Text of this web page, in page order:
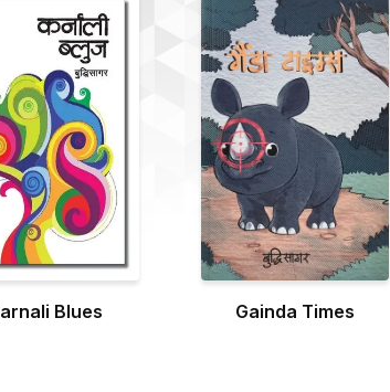
Blues Gainda Times